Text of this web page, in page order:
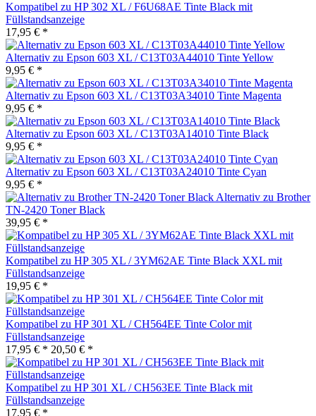
Kompatibel zu HP 302 XL / F6U68AE Tinte Black mit
Füllstandsanzeige
17,95 € *
Alternativ zu Epson 603 XL / C13T03A44010 Tinte Yellow
9,95 € *
Alternativ zu Epson 603 XL / C13T03A34010 Tinte Magenta
9,95 € *
Alternativ zu Epson 603 XL / C13T03A14010 Tinte Black
9,95 € *
Alternativ zu Epson 603 XL / C13T03A24010 Tinte Cyan
9,95 € *
Alternativ zu Brother
TN-2420 Toner Black
39,95 € *
Kompatibel zu HP 305 XL / 3YM62AE Tinte Black XXL mit
Füllstandsanzeige
19,95 € *
Kompatibel zu HP 301 XL / CH564EE Tinte Color mit
Füllstandsanzeige
17,95 € * 20,50 € *
Kompatibel zu HP 301 XL / CH563EE Tinte Black mit
Füllstandsanzeige
17,95 € *